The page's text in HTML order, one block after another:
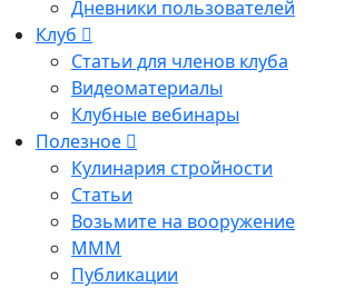
Дневники пользователей
Клуб
Статьи для членов клуба
Видеоматериалы
Клубные вебинары
Полезное
Кулинария стройности
Статьи
Возьмите на вооружение
МММ
Публикации